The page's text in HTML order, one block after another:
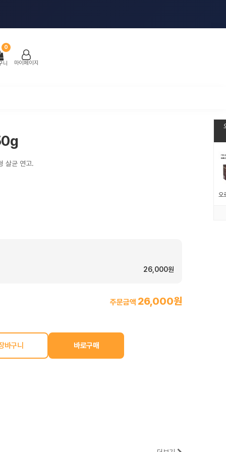
니
0
마이페이지
살균 연고.
26,000원
주문금액 26,000원